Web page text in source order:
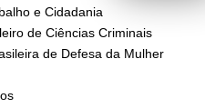
e Cidadania
de Ciências Criminais
de Defesa da Mulher